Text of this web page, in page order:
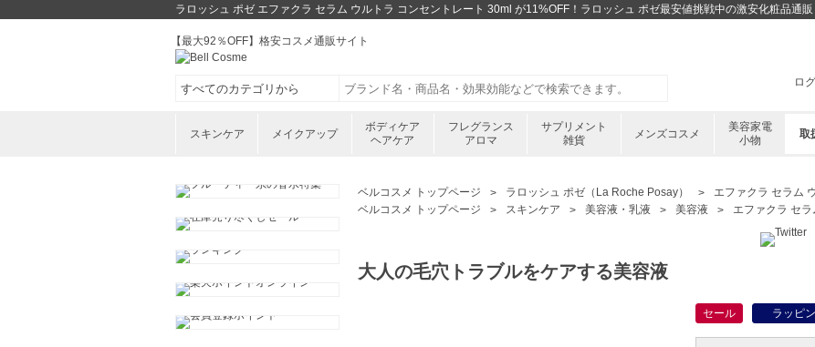
ラロッシュ ポゼ エファクラ セラム ウルトラ コンセントレート 30ml が11%OFF！ラロッシュ ポゼ最安値挑戦中の激安化粧品通販
【最大92％OFF】格安コスメ通販サイト
ロ
スキンケア メイクアップ
ボディケア
ヘアケア
フレグランス
アロマ
サプリメント
雑貨
メンズコスメ
美容家電
小物
取
ベルコスメ トップページ ラロッシュ ポゼ（La Roche Posay）
エファクラ セラム
ベルコスメ トップページ
スキンケア 美容液・乳液 美容液 エファクラ セ
大人の毛穴トラブルをケアする美容液
セール ラッピ